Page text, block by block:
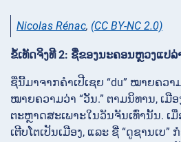
Nicolas Rénac, (CC BY-NC 2.0)
ຂໍ້ເທັດຈິງທີ 2: ຊື່ຂອງນະຄອນຫຼວງແປ
ຊື່ນີ້ມາຈາກຄຳເປີເຊຍ “du” ໝາຍຄວາມ
ໝາຍຄວາມວ່າ “ວັນ.” ຕາມນິທານ, ເ
ຕະຫຼາດສະເພາະໃນວັນຈັນເທົ່ານັ້ນ. ເ
ເຕີບໂຕເປັນເມືອງ, ແລະ ຊື່ “ດູຊານເບ